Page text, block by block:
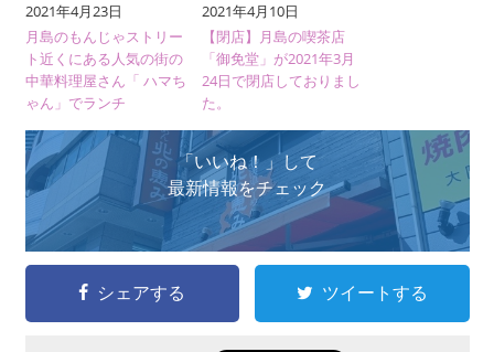
2021年4月23日
月島のもんじゃストリー
ト近くにある人気の街の
中華料理屋さん「 ハマち
ゃん」でランチ
2021年4月10日
【閉店】月島の喫茶店
「御免堂」が2021年3月
24日で閉店しておりまし
た。
「いいね！」して
最新情報をチェック
シェアする ツイートする